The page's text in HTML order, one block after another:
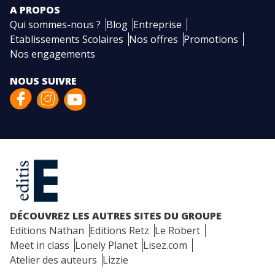
A PROPOS
Qui sommes-nous ? Blog Entreprise
Etablissements Scolaires Nos offres Promotions
Nos engagements
NOUS SUIVRE
DÉCOUVREZ LES AUTRES SITES DU GROUPE
Editions Nathan Editions Retz Le Robert
Meet in class Lonely Planet Lisez.com
Atelier des auteurs Lizzie